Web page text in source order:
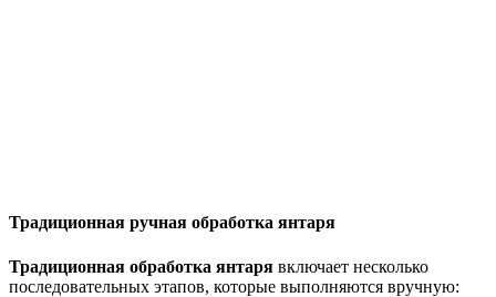
Традиционная ручная обработка янтаря
Традиционная обработка янтаря включает несколько
последовательных этапов, которые выполняются вручную: